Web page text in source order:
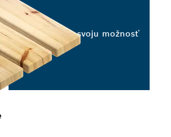
Vyberte svoju možnosť